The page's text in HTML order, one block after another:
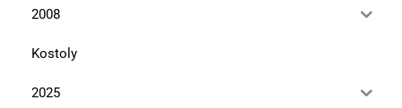
2008
Kostoly
2025